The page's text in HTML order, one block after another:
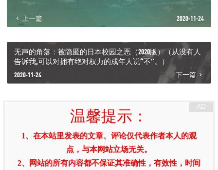
上一篇 2020-11-24
无声的角落：被隐匿的日本校园之恶（2020版）（从没有人
告诉我,可以对拥有绝对权力的成年人说“不”。）
2020-11-24 下一篇
温馨提示：
1、在本站里发表的文章、评论仅代表作者本人的观
点，与本网站立场无关。
2、网站的所有内容都不保证其准确性，有效性，时间